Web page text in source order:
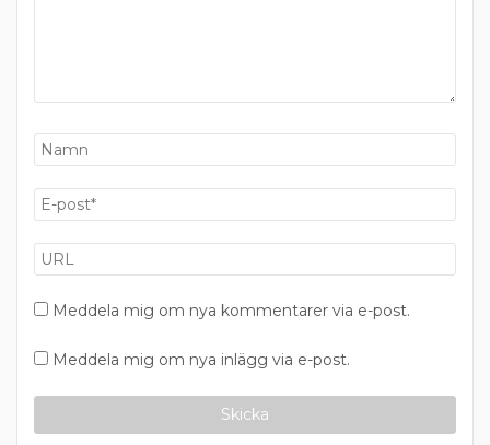
Meddela mig om nya kommentarer via e-post.
Meddela mig om nya inlägg via e-post.